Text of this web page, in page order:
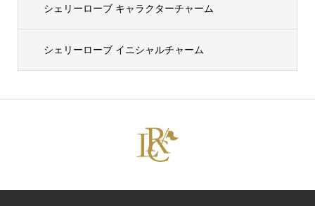
シェリーローブ キャラクターチャーム
シェリーローブ イニシャルチャーム